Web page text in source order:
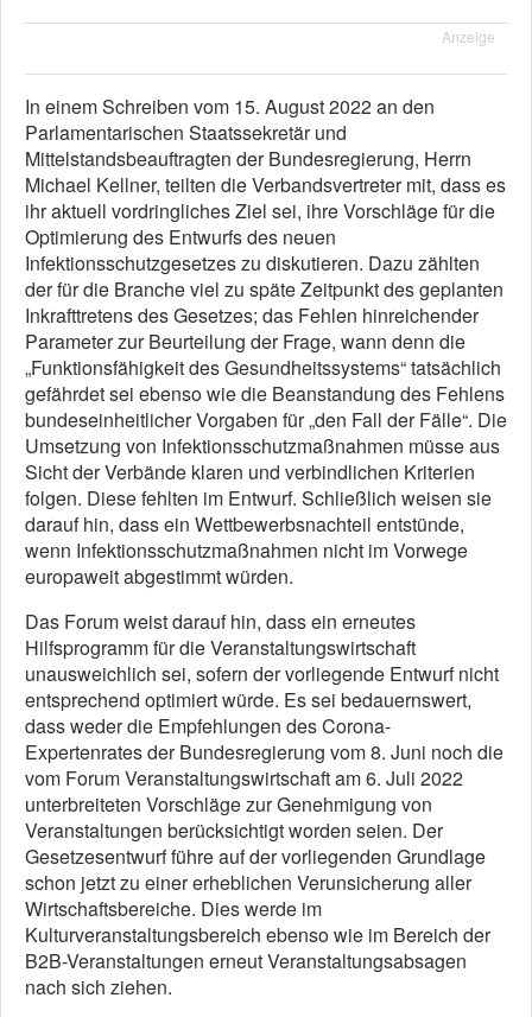
Anzeige
In einem Schreiben vom 15. August 2022 an den
Parlamentarischen Staatssekretär und
Mittelstandsbeauftragten der Bundesregierung, Herrn
Michael Kellner, teilten die Verbandsvertreter mit, dass es
ihr aktuell vordringliches Ziel sei, ihre Vorschläge für die
Optimierung des Entwurfs des neuen
Infektionsschutzgesetzes zu diskutieren. Dazu zählten
der für die Branche viel zu späte Zeitpunkt des geplanten
Inkrafttretens des Gesetzes; das Fehlen hinreichender
Parameter zur Beurteilung der Frage, wann denn die
„Funktionsfähigkeit des Gesundheitssystems“ tatsächlich
gefährdet sei ebenso wie die Beanstandung des Fehlens
bundeseinheitlicher Vorgaben für „den Fall der Fälle“. Die
Umsetzung von Infektionsschutzmaßnahmen müsse aus
Sicht der Verbände klaren und verbindlichen Kriterien
folgen. Diese fehlten im Entwurf. Schließlich weisen sie
darauf hin, dass ein Wettbewerbsnachteil entstünde,
wenn Infektionsschutzmaßnahmen nicht im Vorwege
europaweit abgestimmt würden.
Das Forum weist darauf hin, dass ein erneutes
Hilfsprogramm für die Veranstaltungswirtschaft
unausweichlich sei, sofern der vorliegende Entwurf nicht
entsprechend optimiert würde. Es sei bedauernswert,
dass weder die Empfehlungen des Corona-
Expertenrates der Bundesregierung vom 8. Juni noch die
vom Forum Veranstaltungswirtschaft am 6. Juli 2022
unterbreiteten Vorschläge zur Genehmigung von
Veranstaltungen berücksichtigt worden seien. Der
Gesetzesentwurf führe auf der vorliegenden Grundlage
schon jetzt zu einer erheblichen Verunsicherung aller
Wirtschaftsbereiche. Dies werde im
Kulturveranstaltungsbereich ebenso wie im Bereich der
B2B-Veranstaltungen erneut Veranstaltungsabsagen
nach sich ziehen.